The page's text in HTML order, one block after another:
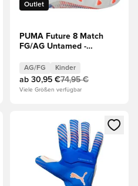
Outlet
PUMA Future 8 Match
FG/AG Untamed -
AG/FG Kinder
ab 30,95 €74,95 €
Viele Größen verfügbar
Anmelden oder Registrieren
Öffnet ein neues Fenster